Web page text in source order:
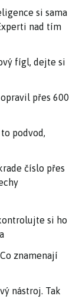
si sama
nad tím
fígl, dejte si
přes 600
podvod,
číslo přes
si ho
znamenají
nástroj. Tak